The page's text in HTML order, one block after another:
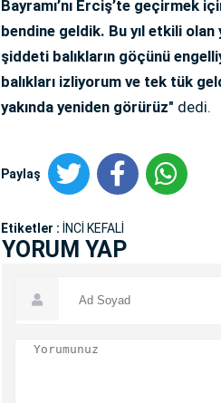
Bayramı’nı Erciş’te geçirmek
bendine geldik. Bu yıl etkili
şiddeti balıkların göçünü
balıkları izliyorum ve tek tük
yakında yeniden görürüz" dedi.
Paylaş
Etiketler : İNCİ KEFALİ
YORUM YAP